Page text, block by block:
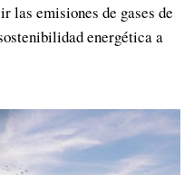
las emisiones de gases de
energética a